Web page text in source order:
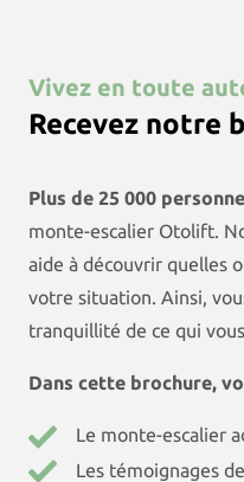
Vivez en toute
Recevez notre
Plus de 25 000
monte-escalier Otolift.
aide à découvrir quelles
votre situation. Ainsi,
tranquillité de ce qui
Dans cette brochure,
Le monte-escalier
Les témoignages